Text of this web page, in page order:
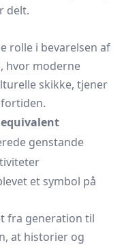
delt.
rolle i bevarelsen af
hvor moderne
skikke, tjener
genstande
et symbol på
fra generation til
at historier og